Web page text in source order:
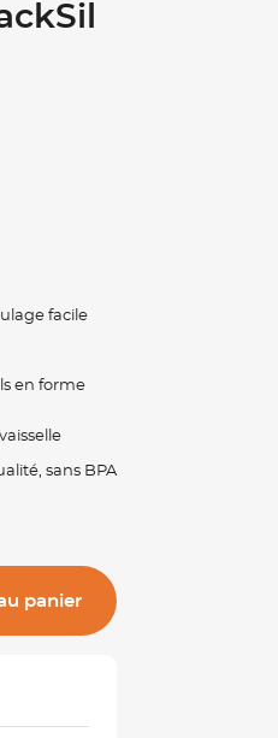
facile
en forme
sans BPA
panier